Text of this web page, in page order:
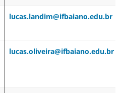
lucas.landim@ifbaiano.edu.br
lucas.oliveira@ifbaiano.edu.br